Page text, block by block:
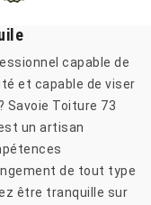
capable de
et capable de viser
Savoie Toiture 73
un artisan
de tout type
être tranquille sur